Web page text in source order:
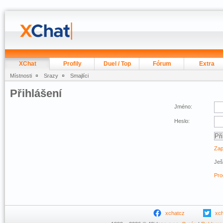
XChat Profily Duel / Top Fórum Extra
Místnosti Srazy Smajlíci
Přihlášení
Jméno:
Heslo:
xchatcz